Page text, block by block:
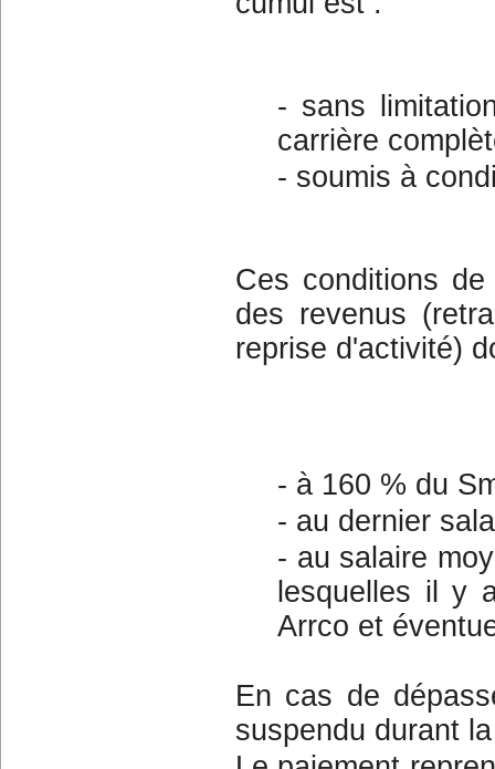
- sans
carrière
- soumis à
Ces conditions
des revenus
reprise d'activité)
- à 160 % du
- au dernier
- au salaire
lesquelles il y
Arrco et
En cas de
suspendu durant